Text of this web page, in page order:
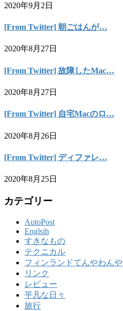
2020年9月2日
[From Twitter] 朝ごはんが…
2020年8月27日
[From Twitter] 故障したMac…
2020年8月27日
[From Twitter] 自宅Macのロ…
2020年8月26日
[From Twitter] ディファレ…
2020年8月25日
カテゴリー
AutoPost
Englsih
すきなもの
テクニカル
フィンランドてんやわんや
リンク
レビュー
平凡な日々
旅行